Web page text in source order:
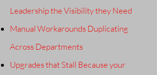
Leadership the Visibility they Need
Manual Workarounds Duplicating
Across Departments
Upgrades that Stall Because your